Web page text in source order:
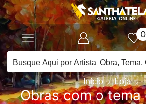
0
Início Loja
Obras com o tema